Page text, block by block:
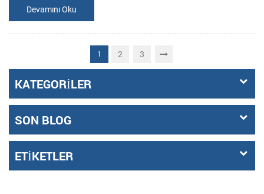
Devamını Oku
1 2 3
KATEGORILER
SON BLOG
ETIKETLER